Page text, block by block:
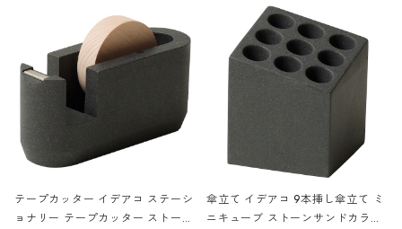
テープカッター イデアコ ステーシ
ョナリー テープカッター ストーン
傘立て イデアコ 9本挿し傘立て ミ
ニキューブ ストーンサンドカラー